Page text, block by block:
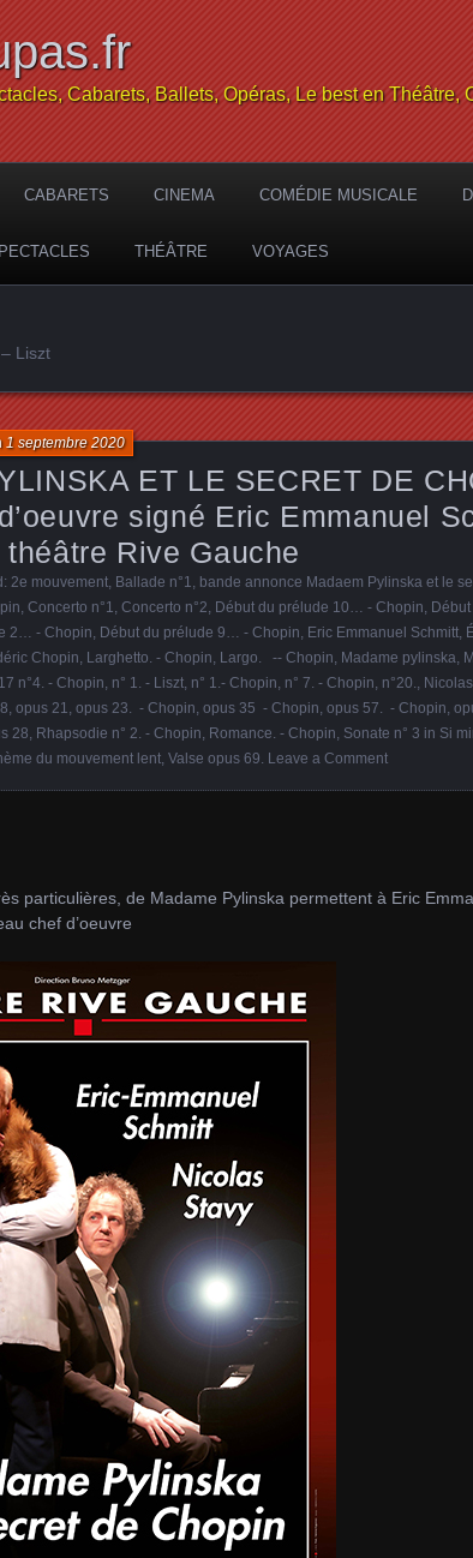
Cabarets, Ballets, Opéras, Le best en
CABARETS CINEMA COMÉDIE MUSICALE
THÉÂTRE VOYAGES
Liszt
ET LE SECRET DE
signé Eric Emmanuel
Rive Gauche
1 septembre 2020
2e mouvement Ballade n°1 bande annonce Madaem Pylinska et le
Concerto n°1 Concerto n°2 Début du prélude 10… - Chopin
2… - Chopin Début du prélude 9… - Chopin Eric Emmanuel Schmitt
Chopin Larghetto. - Chopin Largo. -- Chopin Madame pylinska
n°4. - Chopin n° 1. - Liszt n° 1.- Chopin n° 7. - Chopin n°20.
opus 21 opus 23. - Chopin opus 35 - Chopin opus 57. - Chopin
28 Rhapsodie n° 2. - Chopin Romance. - Chopin Sonate n° 3 in Si
du mouvement lent Valse opus 69 Leave a Comment
particulières, de Madame Pylinska permettent à Eric
chef d’oeuvre